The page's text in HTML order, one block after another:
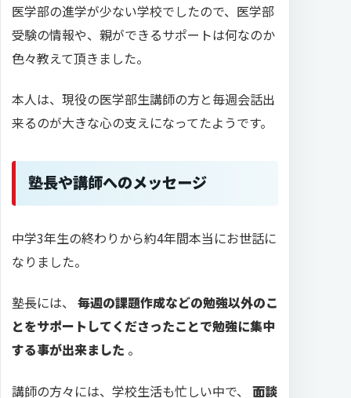
医学部の進学が少ない学校でしたので、医学部
受験の情報や、親ができるサポートは何なのか
色々教えて頂きました。
本人は、現役の医学部生講師の方と毎週会話出
来るのが大きな心の支えになってたようです。
塾長や講師へのメッセージ
中学3年生の終わりから約4年間本当にお世話に
なりました。
塾長には、 毎週の課題作成などの勉強以外のこ
とをサポートしてくださったことで勉強に集中
する事が出来ました 。
講師の方々には、学校生活も忙しい中で、 面談